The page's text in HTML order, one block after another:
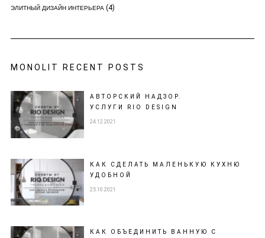
ЭЛИТНЫЙ ДИЗАЙН ИНТЕРЬЕРА(4)
MONOLIT RECENT POSTS
АВТОРСКИЙ НАДЗОР.
УСЛУГИ RIO DESIGN
24.12.2021
КАК СДЕЛАТЬ МАЛЕНЬКУЮ КУХНЮ
УДОБНОЙ
25.10.2021
КАК ОБЪЕДИНИТЬ ВАННУЮ С